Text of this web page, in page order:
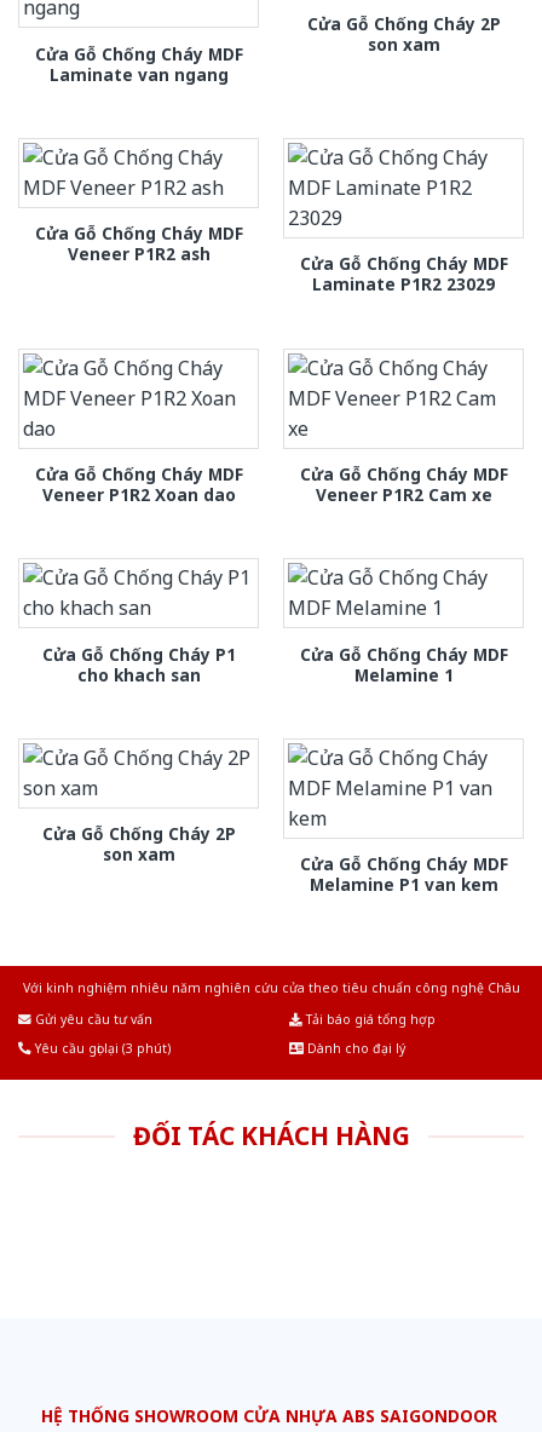
Cửa Gỗ Chống Cháy MDF
Laminate van ngang
Cửa Gỗ Chống Cháy 2P
son xam
Cửa Gỗ Chống Cháy MDF
Veneer P1R2 ash
Cửa Gỗ Chống Cháy MDF
Laminate P1R2 23029
Cửa Gỗ Chống Cháy MDF
Veneer P1R2 Xoan dao
Cửa Gỗ Chống Cháy MDF
Veneer P1R2 Cam xe
Cửa Gỗ Chống Cháy P1
cho khach san
Cửa Gỗ Chống Cháy MDF
Melamine 1
Cửa Gỗ Chống Cháy 2P
son xam
Cửa Gỗ Chống Cháy MDF
Melamine P1 van kem
Với kinh nghiệm nhiêu năm nghiên cứu cửa theo tiêu chuẩn công nghệ Châu
Gửi yêu cầu tư vấn
Tải báo giá tổng hợp
Yêu cầu gọi lại (3 phút)
Dành cho đại lý
ĐỐI TÁC KHÁCH HÀNG
HỆ THỐNG SHOWROOM CỬA NHỰA ABS SAIGONDOOR